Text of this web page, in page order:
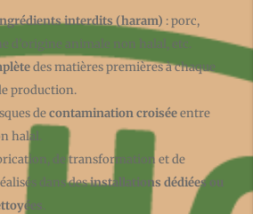
interdits (haram) : porc,
d’origine animale non halal, etc.
des matières premières à chaque
production.
decontamination croiséeentre
halal.
de transformation et de
dans desinstallations dédiées ou
.